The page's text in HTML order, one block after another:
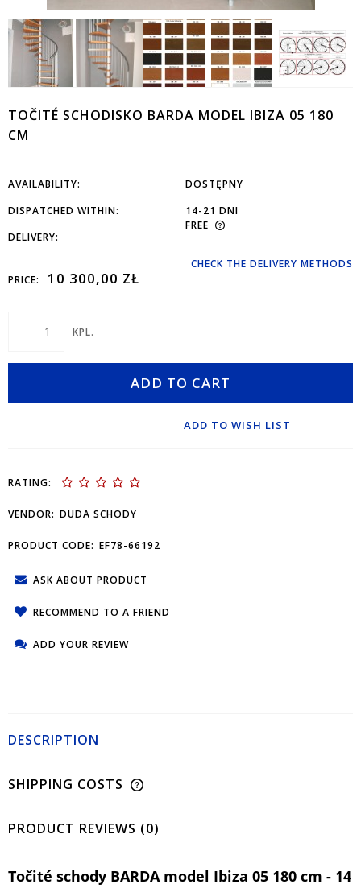
TOČITÉ SCHODISKO BARDA MODEL IBIZA 05 180
CM
AVAILABILITY:
DOSTĘPNY
DISPATCHED WITHIN:
14-21 DNI
DELIVERY:
FREE
CHECK THE DELIVERY METHODS
PRICE:
10 300,00 ZŁ
KPL.
ADD TO CART
ADD TO WISH LIST
RATING:
VENDOR: DUDA SCHODY
PRODUCT CODE: EF78-66192
ASK ABOUT PRODUCT
RECOMMEND TO A FRIEND
ADD YOUR REVIEW
DESCRIPTION
SHIPPING COSTS
PRODUCT REVIEWS (0)
Točité schody BARDA model Ibiza 05 180 cm - 14